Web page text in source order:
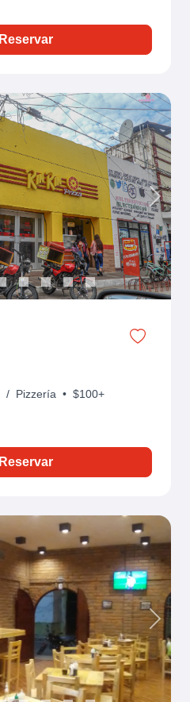
Reservar
Next
/ Pizzería • $100+
Reservar
Next